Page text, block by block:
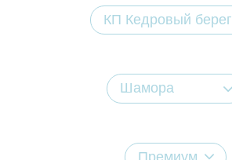
КП Кедровый берег
Шамора
Премиум